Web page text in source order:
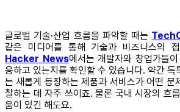
글로벌 기술·산업 흐름을 파악할 때는
같은 미디어를 통해 기술과 비즈니스의
Hacker News에서는 개발자와 창업가들
응하고 있는지를 확인할 수 있습니다. 약간 독
는 새롭게 등장하는 제품과 서비스가 어떤 문
찰하는 데 자주 쓰이죠. 물론 국내 시장의 흐
움이 있긴 해도요.